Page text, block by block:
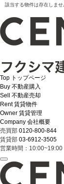
該当する物件は存在しま
Top トップページ
Buy 不動産購入
Sell
不動産売却
Rent 賃貸物件
Owner 賃貸管理
Company 会社概要
売買部 0120-800-844
賃貸部 03-6912-3505
営業時間：